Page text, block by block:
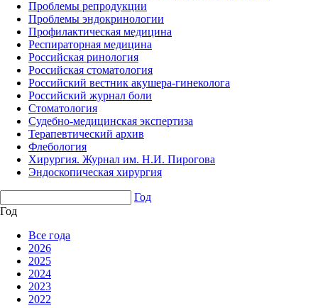
Проблемы репродукции
Проблемы эндокринологии
Профилактическая медицина
Респираторная медицина
Российская ринология
Российская стоматология
Российский вестник акушера-гинеколога
Российский журнал боли
Стоматология
Судебно-медицинская экспертиза
Терапевтический архив
Флебология
Хирургия. Журнал им. Н.И. Пирогова
Эндоскопическая хирургия
Год
Год
Все года
2026
2025
2024
2023
2022